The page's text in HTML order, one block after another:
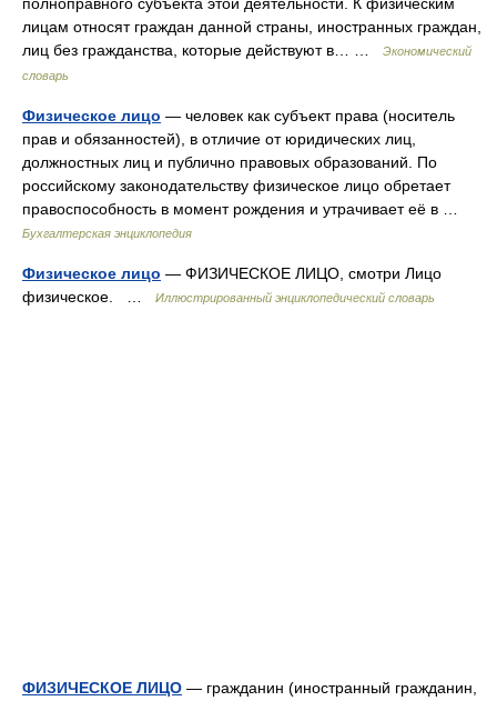
лицам относят граждан данной страны, иностранных граждан,
лиц без гражданства, которые действуют в… …
Экономический
словарь
Физическое лицо — человек как субъект права (носитель
прав и обязанностей), в отличие от юридических лиц,
должностных лиц и публично правовых образований. По
российскому законодательству физическое лицо обретает
правоспособность в момент рождения и утрачивает её в …
Бухгалтерская энциклопедия
Физическое лицо — ФИЗИЧЕСКОЕ ЛИЦО, смотри Лицо
физическое. …
Иллюстрированный энциклопедический словарь
ФИЗИЧЕСКОЕ ЛИЦО — гражданин (иностранный гражданин,